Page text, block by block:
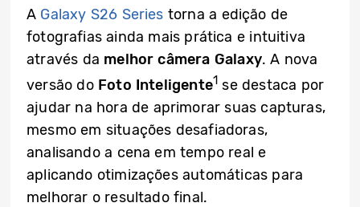
A Galaxy S26 Series torna a edição de
fotografias ainda mais prática e intuitiva
através da melhor câmera Galaxy. A nova
versão do Foto Inteligente1 se destaca por
ajudar na hora de aprimorar suas capturas,
mesmo em situações desafiadoras,
analisando a cena em tempo real e
aplicando otimizações automáticas para
melhorar o resultado final.